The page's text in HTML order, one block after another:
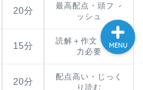
20分
最高配点・頭フレ
ッシュ
15分
読解＋作文・集中
力必要
20分
配点高い・じっく
り読む
MENU